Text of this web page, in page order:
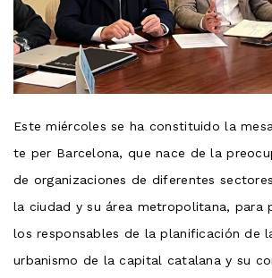
Este miércoles se ha constituido la
te per Barcelona, que nace de la
de organizaciones de diferentes
la ciudad y su área metropolitana, para
los responsables de la planificación de
urbanismo de la capital catalana y su